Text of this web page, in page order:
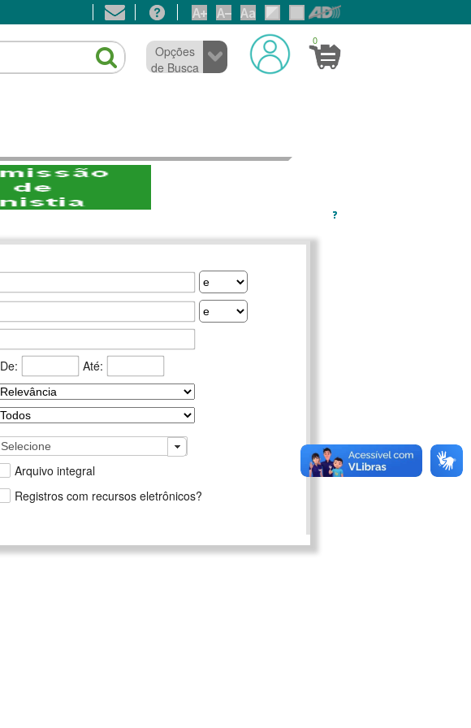
0
Opções
de Busca
De:
Até:
Selecione
Arquivo integral
Registros com recursos eletrônicos?